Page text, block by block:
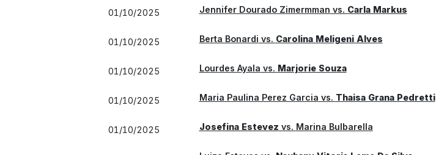
01/10/2025 Jennifer Dourado Zimermman vs. Carla Markus
01/10/2025 Berta Bonardi vs. Carolina Meligeni Alves
01/10/2025 Lourdes Ayala vs. Marjorie Souza
01/10/2025 Maria Paulina Perez Garcia vs. Thaisa Grana Pedretti
01/10/2025 Josefina Estevez vs. Marina Bulbarella